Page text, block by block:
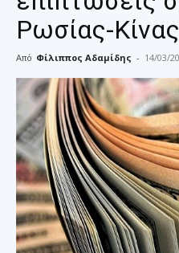
Ρωσίας-Κίνας
Από Φίλιππος Αδαμίδης - 14/03/